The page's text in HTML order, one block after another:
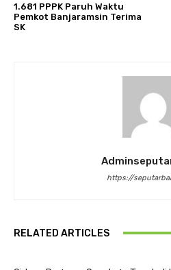
1.681 PPPK Paruh Waktu
Pemkot Banjaramsin Terima
SK
https://
RELATED ARTICLES